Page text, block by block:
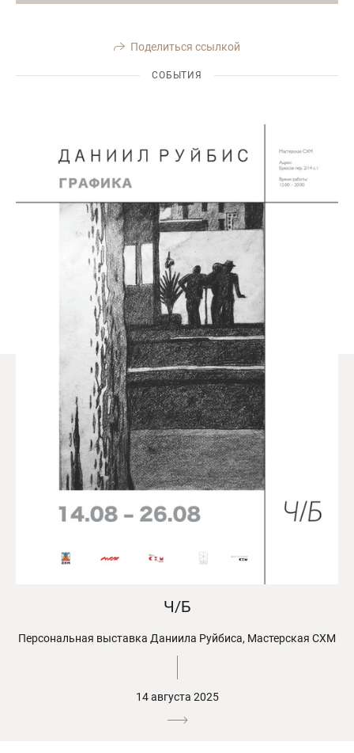
Поделиться ссылкой
СОБЫТИЯ
Ч/Б
Персональная выставка Даниила Руйбиса, Мастерская СХМ
14 августа 2025